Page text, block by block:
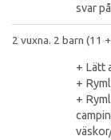
svar
2 vuxna. 2 barn (11
+ Lätt
+
+